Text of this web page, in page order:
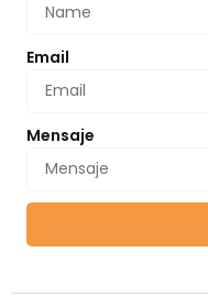
Email
Mensaje